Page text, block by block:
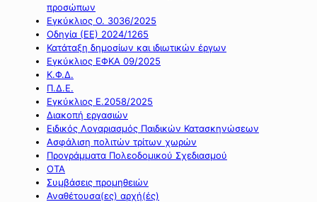
προσώπων
Εγκύκλιος Ο. 3036/2025
Οδηγία (ΕΕ) 2024/1265
Κατάταξη δημοσίων και ιδιωτικών έργων
Εγκύκλιος ΕΦΚΑ 09/2025
Κ.Φ.Δ.
Π.Δ.Ε.
Εγκύκλιος Ε.2058/2025
Διακοπή εργασιών
Ειδικός Λογαριασμός Παιδικών Κατασκηνώσεων
Ασφάλιση πολιτών τρίτων χωρών
Προγράμματα Πολεοδομικού Σχεδιασμού
ΟΤΑ
Συμβάσεις προμηθειών
Αναθέτουσα(ες) αρχή(ές)